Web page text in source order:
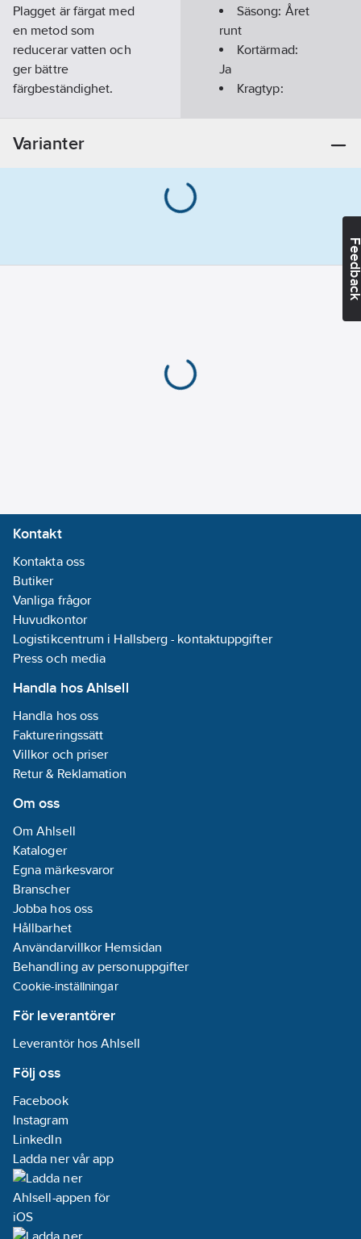
Plagget är färgat med
en metod som
reducerar vatten och
ger bättre
färgbeständighet.
Material:100%
polyester, 180 g/m².
artikelnr:
Säsong: Året
runt
Kortärmad:
Ja
Kragtyp:
180g/m²
Varianter
Kontakt
Kontakta oss
Butiker
Vanliga frågor
Huvudkontor
Logistikcentrum i Hallsberg - kontaktuppgifter
Press och media
Handla hos Ahlsell
Handla hos oss
Faktureringssätt
Villkor och priser
Retur & Reklamation
Om oss
Om Ahlsell
Kataloger
Egna märkesvaror
Branscher
Jobba hos oss
Hållbarhet
Användarvillkor Hemsidan
Behandling av personuppgifter
Cookie-inställningar
För leverantörer
Leverantör hos Ahlsell
Följ oss
Facebook
Instagram
LinkedIn
Ladda ner vår app